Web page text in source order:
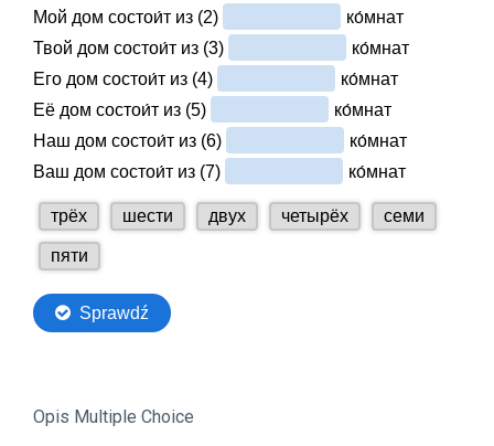
Opis Multiple Choice